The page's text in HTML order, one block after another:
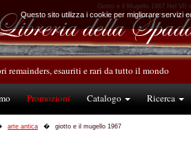
Giotto e il Mugello 1967 Nel VII
remainders, esauriti e rari da tutto il mondo
Promozioni Catalogo Ricerca
arte antica giotto e il mugello 1967
Questo sito utilizza i cookie per migliorare servizi